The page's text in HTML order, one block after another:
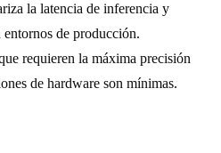
la latencia de inferencia y
de producción.
requieren la máxima precisión
de hardware son mínimas.